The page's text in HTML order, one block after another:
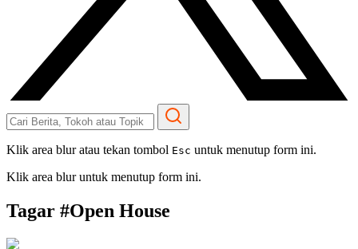
Klik area blur atau tekan tombol Esc untuk menutup form ini.
Klik area blur untuk menutup form ini.
Tagar #Open House